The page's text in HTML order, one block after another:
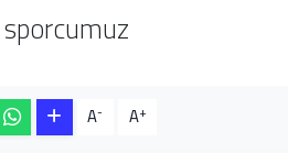
A- A+